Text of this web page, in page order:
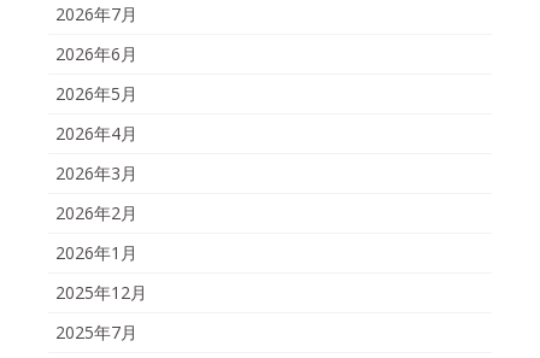
2026年7月
2026年6月
2026年5月
2026年4月
2026年3月
2026年2月
2026年1月
2025年12月
2025年7月